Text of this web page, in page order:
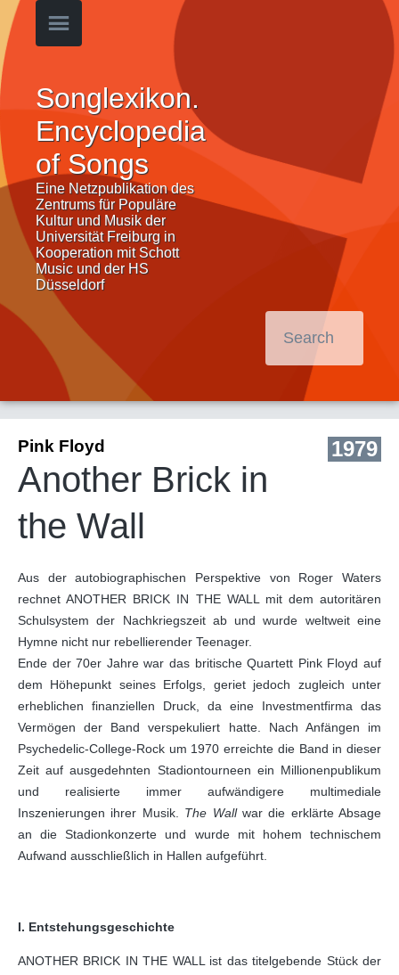
Songlexikon.
Encyclopedia
of Songs
Eine Netzpublikation des
Zentrums für Populäre
Kultur und Musik der
Universität Freiburg in
Kooperation mit Schott
Music und der HS
Düsseldorf
1979
Pink Floyd
Another Brick in
the Wall
Aus der autobiographischen Perspektive von Roger Waters
rechnet ANOTHER BRICK IN THE WALL mit dem autoritären
Schulsystem der Nachkriegszeit ab und wurde weltweit eine
Hymne nicht nur rebellierender Teenager.
Ende der 70er Jahre war das britische Quartett Pink Floyd auf
dem Höhepunkt seines Erfolgs, geriet jedoch zugleich unter
erheblichen finanziellen Druck, da eine Investmentfirma das
Vermögen der Band verspekuliert hatte. Nach Anfängen im
Psychedelic-College-Rock um 1970 erreichte die Band in dieser
Zeit auf ausgedehnten Stadiontourneen ein Millionenpublikum
und realisierte immer aufwändigere multimediale
Inszenierungen ihrer Musik. The Wallwar die erklärte Absage
an die Stadionkonzerte und wurde mit hohem technischem
Aufwand ausschließlich in Hallen aufgeführt.
I. Entstehungsgeschichte
ANOTHER BRICK IN THE WALL ist das titelgebende Stück der